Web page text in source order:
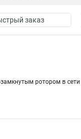
заказ
ротором в